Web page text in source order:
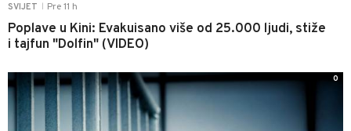
SVIJET Pre 11 h
Poplave u Kini: Evakuisano više od 25.000 ljudi, stiže
i tajfun "Dolfin" (VIDEO)
0